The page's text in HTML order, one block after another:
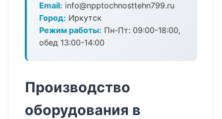
Email: info@npptochnosttehn799.ru
Город: Иркутск
Режим работы: Пн-Пт: 09:00-18:00,
обед 13:00-14:00
Производство
оборудования в